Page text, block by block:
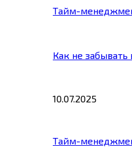
Тайм-
Как не
10.07.2025
Тайм-